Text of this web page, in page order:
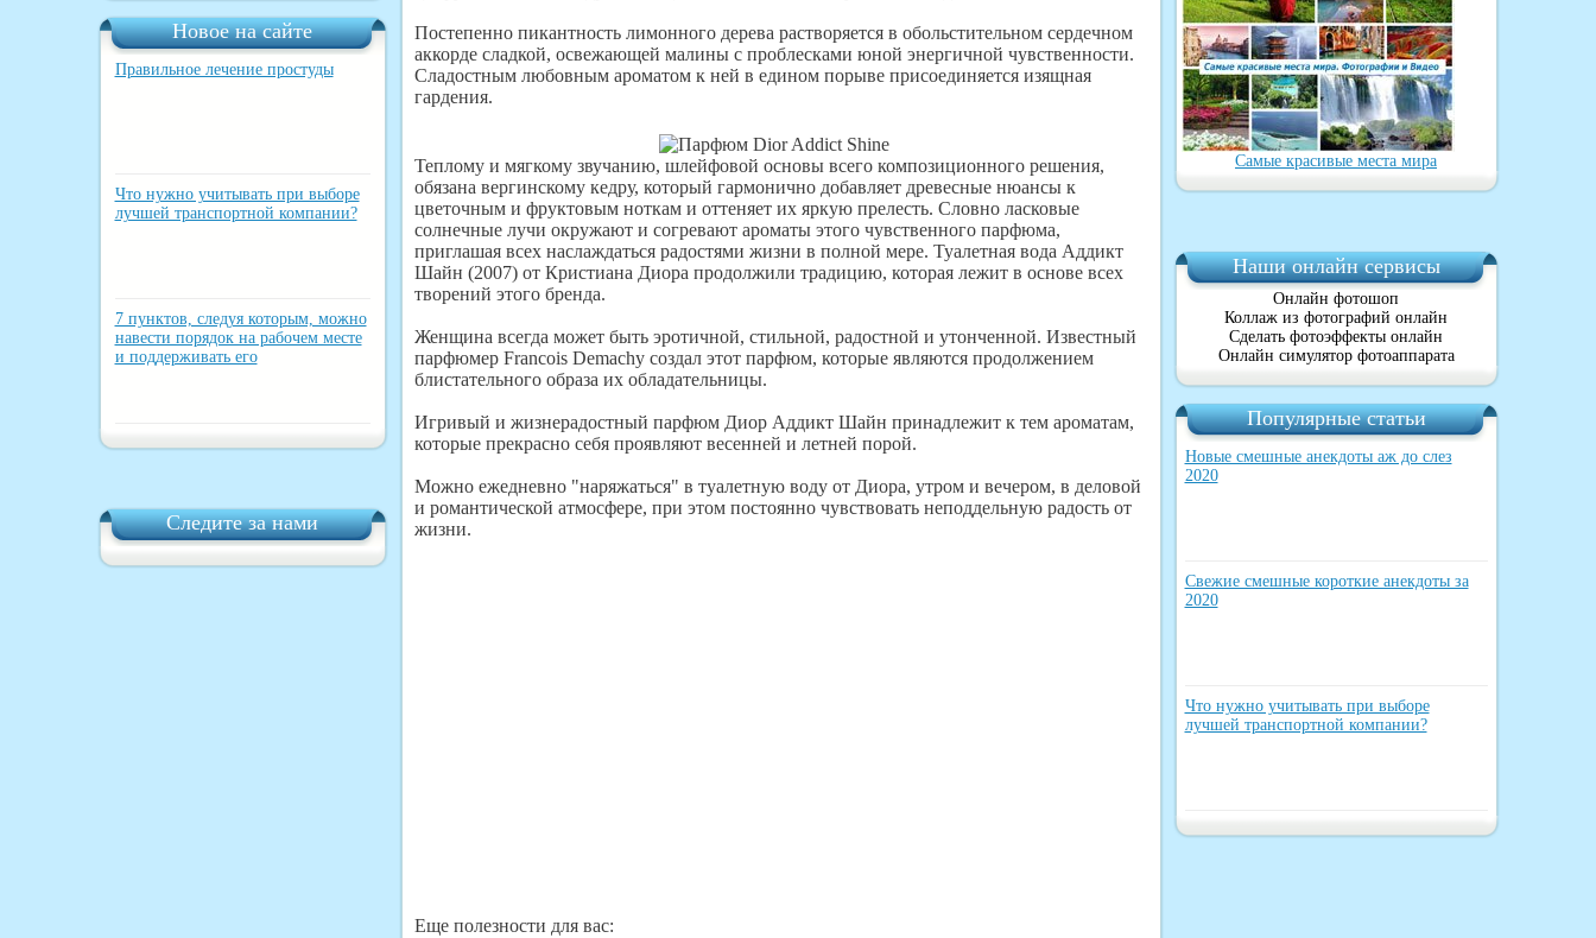
Новое на сайте
Правильное лечение простуды
Что нужно учитывать при выборе
лучшей транспортной компании?
7 пунктов, следуя которым, можно
навести порядок на рабочем месте
и поддерживать его
Следите за нами
Постепенно пикантность лимонного дерева растворяется в обольстительном сердечном
аккорде сладкой, освежающей малины с проблесками юной энергичной чувственности.
Сладостным любовным ароматом к ней в едином порыве присоединяется изящная
гардения.
Теплому и мягкому звучанию, шлейфовой основы всего композиционного решения,
обязана вергинскому кедру, который гармонично добавляет древесные нюансы к
цветочным и фруктовым ноткам и оттеняет их яркую прелесть. Словно ласковые
солнечные лучи окружают и согревают ароматы этого чувственного парфюма,
приглашая всех наслаждаться радостями жизни в полной мере. Туалетная вода Аддикт
Шайн (2007) от Кристиана Диора продолжили традицию, которая лежит в основе всех
творений этого бренда.
Женщина всегда может быть эротичной, стильной, радостной и утонченной. Известный
парфюмер Francois Demachy создал этот парфюм, которые являются продолжением
блистательного образа их обладательницы.
Игривый и жизнерадостный парфюм Диор Аддикт Шайн принадлежит к тем ароматам,
которые прекрасно себя проявляют весенней и летней порой.
Можно ежедневно "наряжаться" в туалетную воду от Диора, утром и вечером, в деловой
и романтической атмосфере, при этом постоянно чувствовать неподдельную радость от
жизни.
Еще полезности для вас:
Самые красивые места мира
Наши онлайн сервисы
Онлайн фотошоп
Коллаж из фотографий онлайн
Сделать фотоэффекты онлайн
Онлайн симулятор фотоаппарата
Популярные статьи
Новые смешные анекдоты аж до слез
2020
Свежие смешные короткие анекдоты за
2020
Что нужно учитывать при выборе
лучшей транспортной компании?